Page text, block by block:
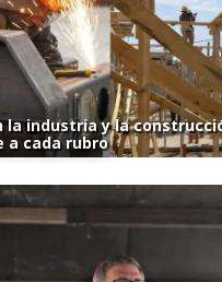
la industria y la
a cada rubro